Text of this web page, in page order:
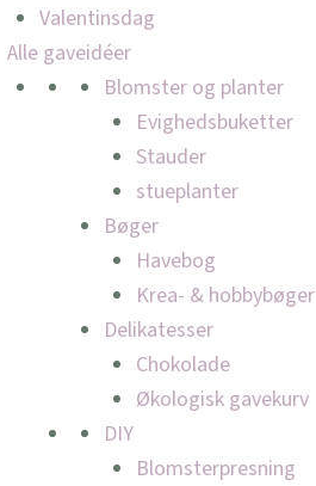
Valentinsdag
Alle gaveidéer
Blomster og planter
Evighedsbuketter
Stauder
stueplanter
Bøger
Havebog
Krea- & hobbybøger
Delikatesser
Chokolade
Økologisk gavekurv
DIY
Blomsterpresning